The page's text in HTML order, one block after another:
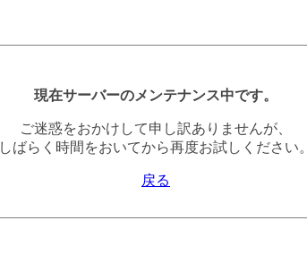
現在サーバーのメンテナンス中です。
ご迷惑をおかけして申し訳ありませんが、
しばらく時間をおいてから再度お試しください。
戻る